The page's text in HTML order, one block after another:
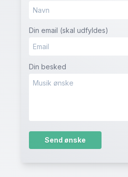
Din email (skal udfyldes)
Din besked
Please leave this field empty.